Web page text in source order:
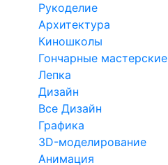
Рукоделие
Архитектура
Киношколы
Гончарные мастерские
Лепка
Дизайн
Все Дизайн
Графика
3D-моделирование
Анимация